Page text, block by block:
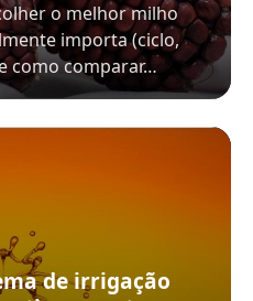
o melhor milho
importa (ciclo,
como comparar…
de irrigação